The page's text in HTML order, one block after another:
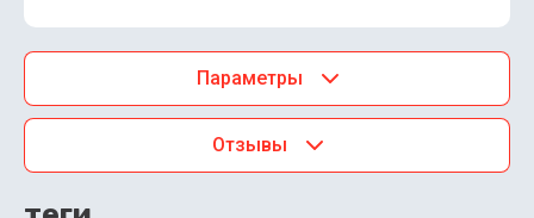
Параметры
Отзывы